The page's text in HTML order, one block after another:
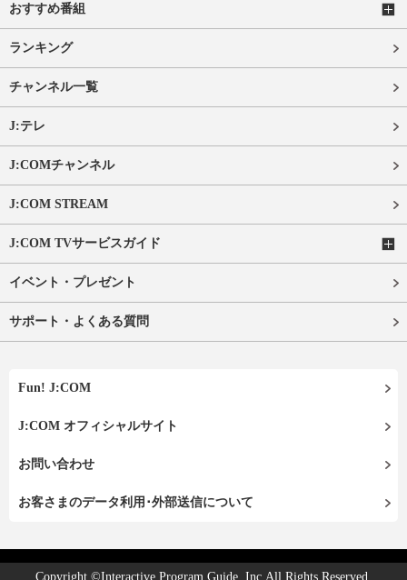
おすすめ番組
ランキング
チャンネル一覧
J:テレ
J:COMチャンネル
J:COM STREAM
J:COM TVサービスガイド
イベント・プレゼント
サポート・よくある質問
Fun! J:COM
J:COM オフィシャルサイト
お問い合わせ
お客さまのデータ利用･外部送信について
Copyright ©Interactive Program Guide, Inc.All Rights Reserved.